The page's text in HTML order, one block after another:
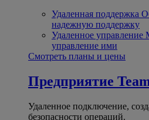
Удаленная поддержка
надежную поддержку
Удаленное управление
управление ими
Смотреть планы и цены
Предприятие
Удаленное подключение,
безопасности операций.